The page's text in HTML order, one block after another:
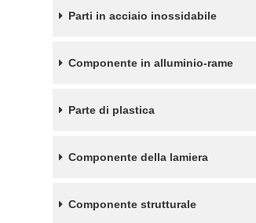
Parti in acciaio inossidabile
Componente in alluminio-rame
Parte di plastica
Componente della lamiera
Componente strutturale